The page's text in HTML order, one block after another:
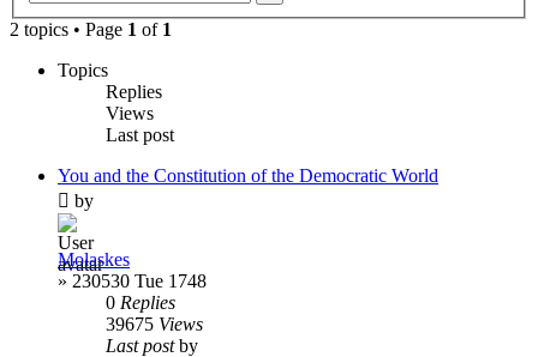
2 topics • Page 1 of 1
Topics
Replies
Views
Last post
You and the Constitution of the Democratic World
by
Molaskes
» 230530 Tue 1748
0 Replies
39675 Views
Last postby